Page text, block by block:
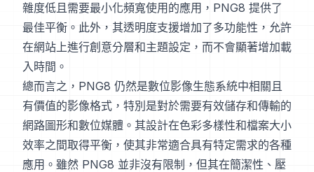
雜度低且需要最小化頻寬使用的應用，PNG8 提供了
最佳平衡。此外，其透明度支援增加了多功能性，允許
在網站上進行創意分層和主題設定，而不會顯著增加載
入時間。
總而言之，PNG8 仍然是數位影像生態系統中相關且
有價值的影像格式，特別是對於需要有效儲存和傳輸的
網路圖形和數位媒體。其設計在色彩多樣性和檔案大小
效率之間取得平衡，使其非常適合具有特定需求的各種
應用。雖然 PNG8 並非沒有限制，但其在簡潔性、壓